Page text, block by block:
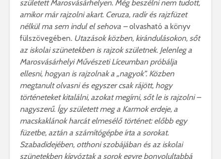
született Marosvásárhelyen. Még beszélni nem tudott,
amikor már rajzolni akart. Ceruza, radír és rajzfüzet
nélkül ma sem indul el sehova –olvasható a könyv
fülszövegében. Utazások közben, kirándulásokon, sőt
az iskolai szünetekben is rajzok születnek. Jelenleg a
Marosvásárhelyi Művészeti Líceumban próbálja
ellesni, hogyan is rajzolnak a „nagyok”. Közben
megtanult olvasni és egyszer csak rájött, hogy
történeteket kitalálni, azokat megírni, sőt le is rajzolni –
nagyszerű. Így született meg a Karmok erdeje, a
macskaklánok harcát elmesélő történet: előbb egy
füzetbe, aztán a számítógépbe írta a sorokat.
Szabadidejében, otthoni szobájában és az iskolai
szünetekben kígyóztak a sorok egyre bonyolultabbá